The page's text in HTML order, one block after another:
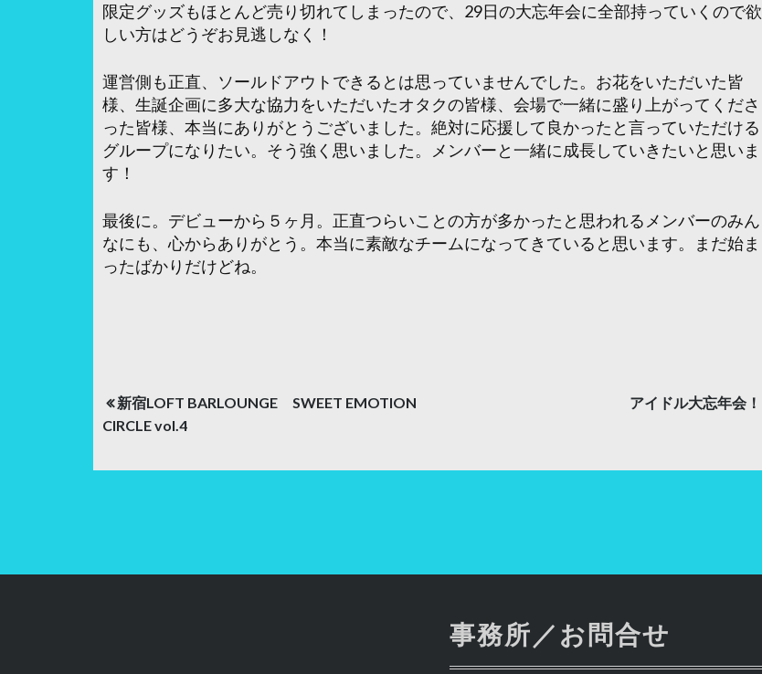
限定グッズもほとんど売り切れてしまったので、29日の大忘年会に全部持っていくので欲
しい方はどうぞお見逃しなく！
運営側も正直、ソールドアウトできるとは思っていませんでした。お花をいただいた皆
様、生誕企画に多大な協力をいただいたオタクの皆様、会場で一緒に盛り上がってくださ
った皆様、本当にありがとうございました。絶対に応援して良かったと言っていただける
グループになりたい。そう強く思いました。メンバーと一緒に成長していきたいと思いま
す！
最後に。デビューから５ヶ月。正直つらいことの方が多かったと思われるメンバーのみん
なにも、心からありがとう。本当に素敵なチームになってきていると思います。まだ始ま
ったばかりだけどね。
投
稿
ナ
シ
新宿LOFT BARLOUNGE SWEET EMOTION
CIRCLE vol.4
アイドル大忘年会！
事務所／お問合せ